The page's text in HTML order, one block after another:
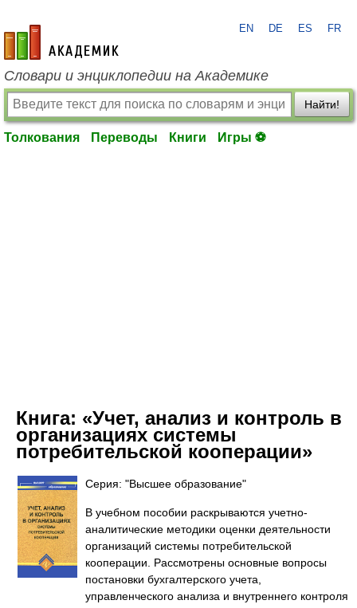
academic.ru
EN DE ES FR
Словари и энциклопедии на Академике
Найти!
Толкования Переводы Книги Игры ⚽
Книга: «Учет, анализ и контроль в
организациях системы
потребительской кооперации»
Серия: "Высшее образование"
В учебном пособии раскрываются учетно-
аналитические методики оценки деятельности
организаций системы потребительской
кооперации. Рассмотрены основные вопросы
постановки бухгалтерского учета,
управленческого анализа и внутреннего контроля